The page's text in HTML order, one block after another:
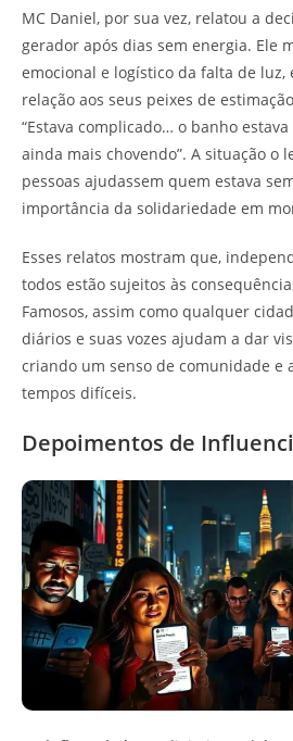
MC Daniel, por sua vez, relatou a
gerador após dias sem energia. Ele
emocional e logístico da falta de luz,
relação aos seus peixes de
“Estava complicado… o banho
ainda mais chovendo”. A situação o
pessoas ajudassem quem estava
importância da solidariedade em
Esses relatos mostram que,
todos estão sujeitos às
Famosos, assim como qualquer
diários e suas vozes ajudam a dar
criando um senso de comunidade e
tempos difíceis.
Depoimentos de